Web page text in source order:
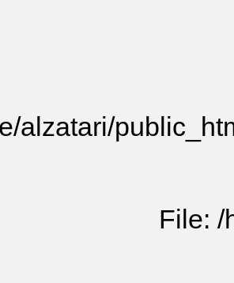
/home/